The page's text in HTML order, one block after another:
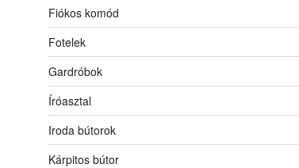
Fiókos komód
Fotelek
Gardróbok
Íróasztal
Iroda bútorok
Kárpitos bútor